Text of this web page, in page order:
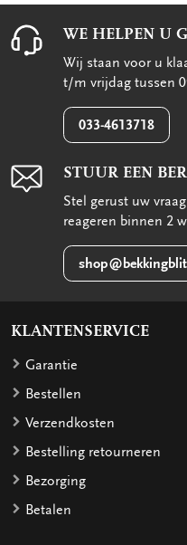
WE HELPEN U
Wij staan voor u
t/m vrijdag tussen
033-4613718
STUUR EEN
Stel gerust uw
reageren binnen 2
KLANTENSERVICE
Garantie
Bestellen
Verzendkosten
Bestelling retourneren
Bezorging
Betalen